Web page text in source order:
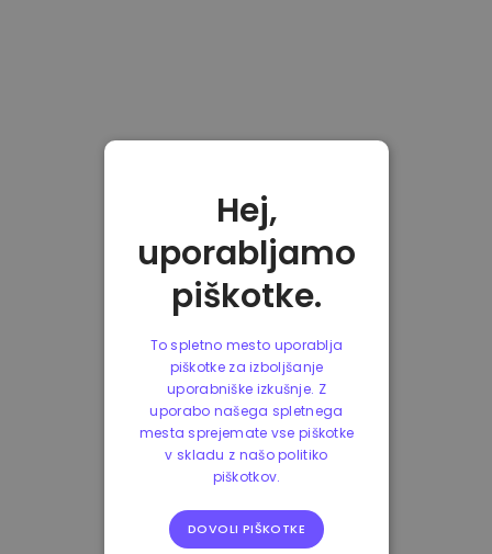
Hej,
uporabljamo
piškotke.
To spletno mesto uporablja
piškotke za izboljšanje
uporabniške izkušnje. Z
uporabo našega spletnega
mesta sprejemate vse piškotke
v skladu z našo politiko
piškotkov.
DOVOLI PIŠKOTKE